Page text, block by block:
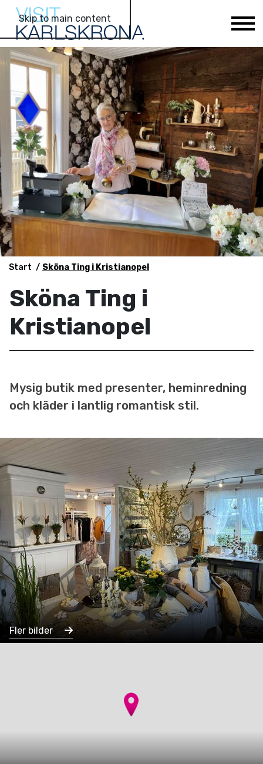
Skip to main content
Start Sköna Ting i Kristianopel
Sköna Ting i
Kristianopel
Mysig butik med presenter, heminredning
och kläder i lantlig romantisk stil.
Fler bilder